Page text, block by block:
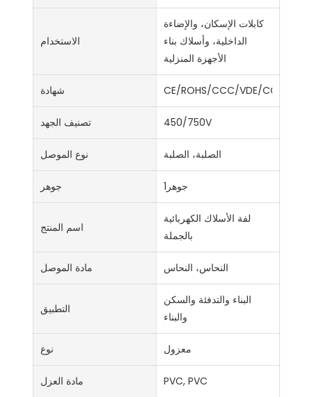
الاستخدام
كابلات الإسكان، والإضاءة
الداخلية، وأسلاك بناء
الأجهزة المنزلية
شهادة CE/ROHS/CCC/VDE/CCC/
تصنيف الجهد 450/750V
نوع الموصل الصلبة، الصلبة
جوهر جوهر1
اسم المنتج
لفة الأسلاك الكهربائية
بالجملة
مادة الموصل النحاس، النحاس
التطبيق
البناء والتدفئة والسكن
والبناء
نوع معزول
مادة العزل PVC, PVC